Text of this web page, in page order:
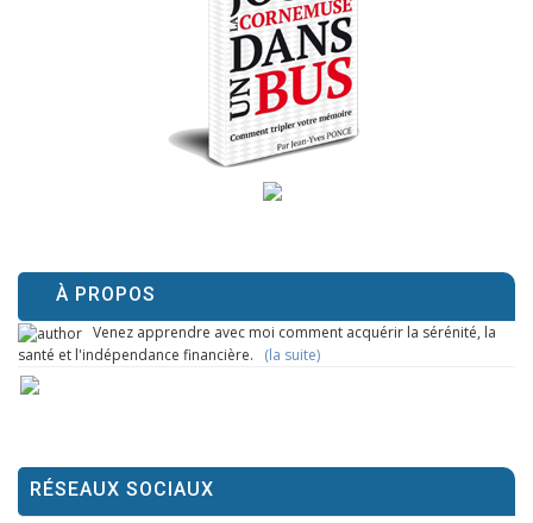
À PROPOS
Venez apprendre avec moi comment acquérir la sérénité, la
santé et l'indépendance financière. (la suite)
RÉSEAUX SOCIAUX